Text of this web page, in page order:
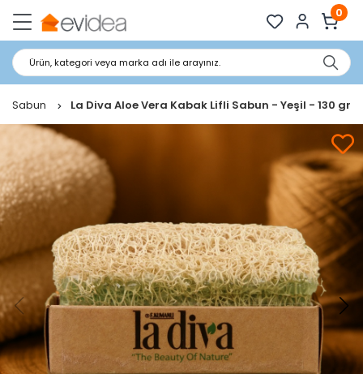
0
Ürün, kategori veya marka adı ile arayınız.
Sabun La Diva Aloe Vera Kabak Lifli Sabun - Yeşil - 130 gr